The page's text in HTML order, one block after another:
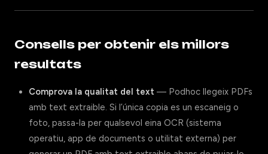
Consells per obtenir els millors
resultats
Comprova la qualitat del text — Podhoc llegeix PDFs
amb text extraible. Si l’única copia es un escaneig o
foto, passa-la per qualsevol eina OCR (sistema
operatiu, app de documents o utilitat externa) per